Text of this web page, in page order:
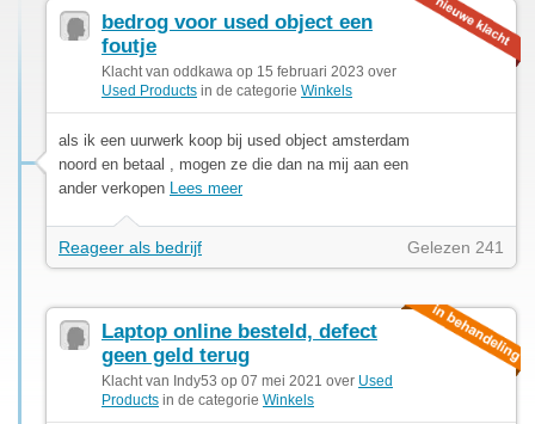
bedrog voor used object een
foutje
Klacht van oddkawa op 15 februari 2023 over
Used Products in de categorie Winkels
als ik een uurwerk koop bij used object amsterdam
noord en betaal , mogen ze die dan na mij aan een
ander verkopen Lees meer
Reageer als bedrijf Gelezen 241
Laptop online besteld, defect
geen geld terug
Klacht van Indy53 op 07 mei 2021 over Used
Products in de categorie Winkels